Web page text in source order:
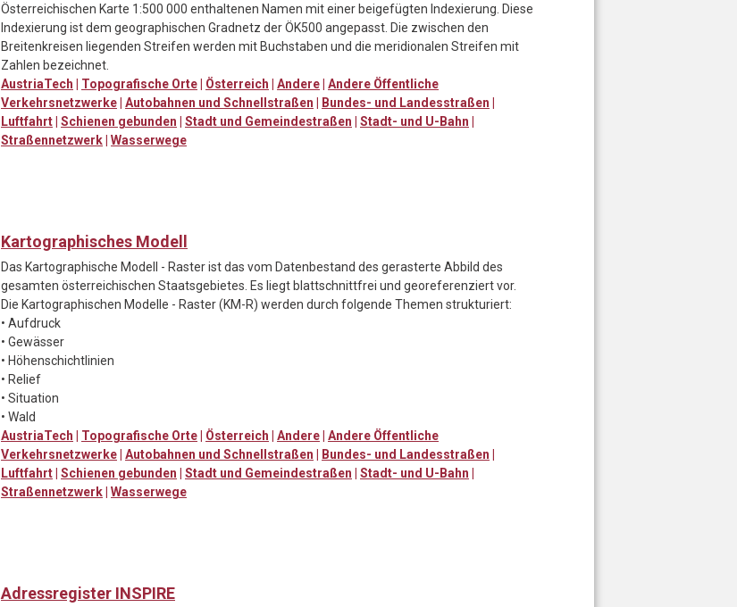
Österreichischen Karte 1:500 000 enthaltenen Namen mit einer beigefügten Indexierung. Diese
Indexierung ist dem geographischen Gradnetz der ÖK500 angepasst. Die zwischen den
Breitenkreisen liegenden Streifen werden mit Buchstaben und die meridionalen Streifen mit
Zahlen bezeichnet.
AustriaTech | Topografische Orte| Österreich | Andere| Andere Öffentliche
Verkehrsnetzwerke| Autobahnen und Schnellstraßen | Bundes- und Landesstraßen |
Luftfahrt| Schienen gebunden | Stadt und Gemeindestraßen | Stadt- und U-Bahn |
Straßennetzwerk| Wasserwege
Kartographisches Modell
Das Kartographische Modell - Raster ist das vom Datenbestand des gerasterte Abbild des
gesamten österreichischen Staatsgebietes. Es liegt blattschnittfrei und georeferenziert vor.
Die Kartographischen Modelle - Raster (KM-R) werden durch folgende Themen strukturiert:
• Aufdruck
• Gewässer
• Höhenschichtlinien
• Relief
• Situation
• Wald
AustriaTech | Topografische Orte| Österreich | Andere| Andere Öffentliche
Verkehrsnetzwerke| Autobahnen und Schnellstraßen | Bundes- und Landesstraßen |
Luftfahrt| Schienen gebunden | Stadt und Gemeindestraßen | Stadt- und U-Bahn |
Straßennetzwerk| Wasserwege
Adressregister INSPIRE